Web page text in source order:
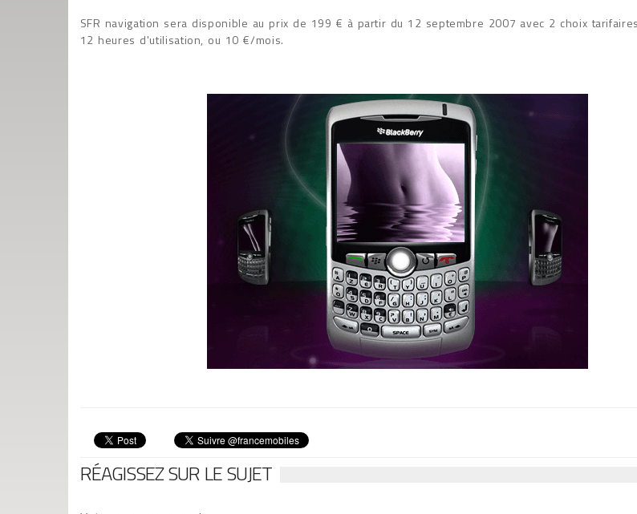
SFR navigation sera disponible au prix de 199 € à partir du 12 septembre 2007 avec 2 choix
12 heures d'utilisation, ou 10 €/mois.
RÉAGISSEZ SUR LE SUJET